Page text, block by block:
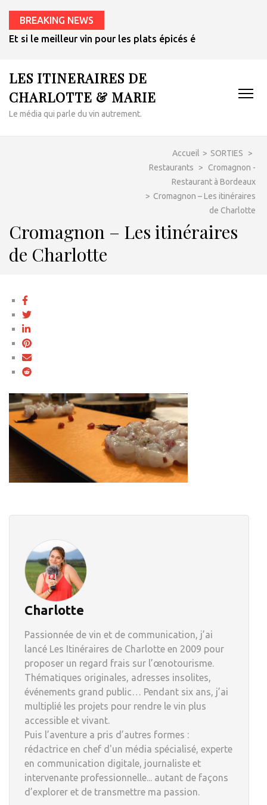
BREAKING NEWS
Et si le meilleur vin pour les plats épicés était un rosé de
LES ITINERAIRES DE
CHARLOTTE & MARIE
Le média qui parle du vin autrement.
Accueil > SORTIES
>
Restaurants
> Cromagnon -
Restaurant à Bordeaux
> Cromagnon – Les itinéraires
de Charlotte
Cromagnon – Les itinéraires
de Charlotte
Charlotte
Passionnée de vin et de communication, j’ai
lancé Les Itinéraires de Charlotte en 2009 pour
proposer un regard frais sur l’œnotourisme.
Thématiques originales, adresses insolites,
événements grand public… Pendant six ans, j’ai
multiplié les projets pour rendre le vin plus
accessible et vivant.
Puis l’aventure a pris d’autres formes :
rédactrice en chef d'un média spécialisé, experte
en communication digitale, journaliste et
intervenante professionnelle... autant de façons
d’explorer et de transmettre ma passion.